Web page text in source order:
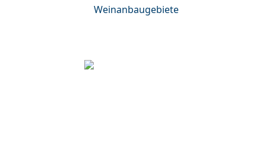
Weinanbaugebiete